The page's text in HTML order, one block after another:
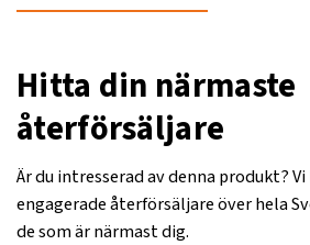
Hitta din närmaste
återförsäljare
Är du intresserad av denna produkt?
engagerade återförsäljare över hela
de som är närmast dig.